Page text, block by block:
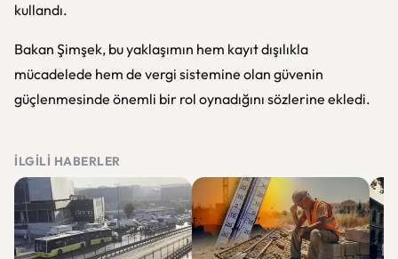
kullandı.
Bakan Şimşek, bu yaklaşımın hem kayıt dışılıkla
mücadelede hem de vergi sistemine olan güvenin
güçlenmesinde önemli bir rol oynadığını sözlerine ekledi.
İLGILI HABERLER